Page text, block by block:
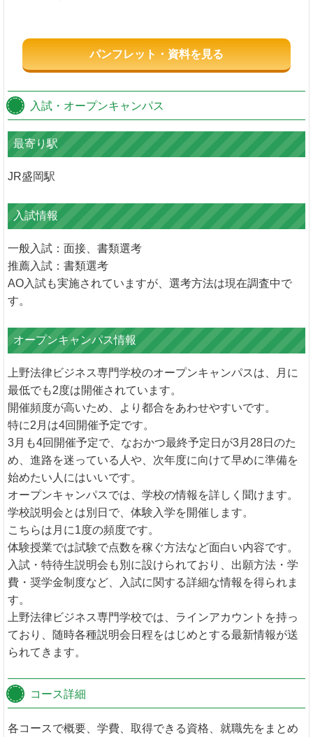
パンフレット・資料を見る
入試・オープンキャンパス
最寄り駅
JR盛岡駅
入試情報
一般入試：面接、書類選考
推薦入試：書類選考
AO入試も実施されていますが、選考方法は現在調査中で
す。
オープンキャンパス情報
上野法律ビジネス専門学校のオープンキャンパスは、月に
最低でも2度は開催されています。
開催頻度が高いため、より都合をあわせやすいです。
特に2月は4回開催予定です。
3月も4回開催予定で、なおかつ最終予定日が3月28日のた
め、進路を迷っている人や、次年度に向けて早めに準備を
始めたい人にはいいです。
オープンキャンパスでは、学校の情報を詳しく聞けます。
学校説明会とは別日で、体験入学を開催します。
こちらは月に1度の頻度です。
体験授業では試験で点数を稼ぐ方法など面白い内容です。
入試・特待生説明会も別に設けられており、出願方法・学
費・奨学金制度など、入試に関する詳細な情報を得られま
す。
上野法律ビジネス専門学校では、ラインアカウントを持っ
ており、随時各種説明会日程をはじめとする最新情報が送
られてきます。
コース詳細
各コースで概要、学費、取得できる資格、就職先をまとめ